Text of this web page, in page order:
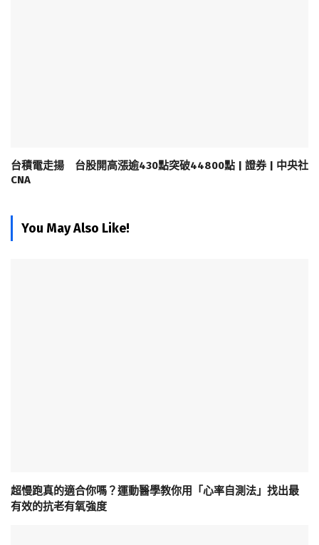
台積電走揚 台股開高漲逾430點突破44800點 | 證券 | 中央社
CNA
You May Also Like!
超慢跑真的適合你嗎？運動醫學教你用「心率自測法」找出最
有效的抗老有氧強度